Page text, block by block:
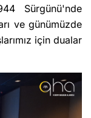
Sürgünü'nde
ve günümüzde
için dualar